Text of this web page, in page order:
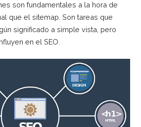
son fundamentales a la hora de
que el sitemap. Son tareas que
significado a simple vista, pero
en el SEO.